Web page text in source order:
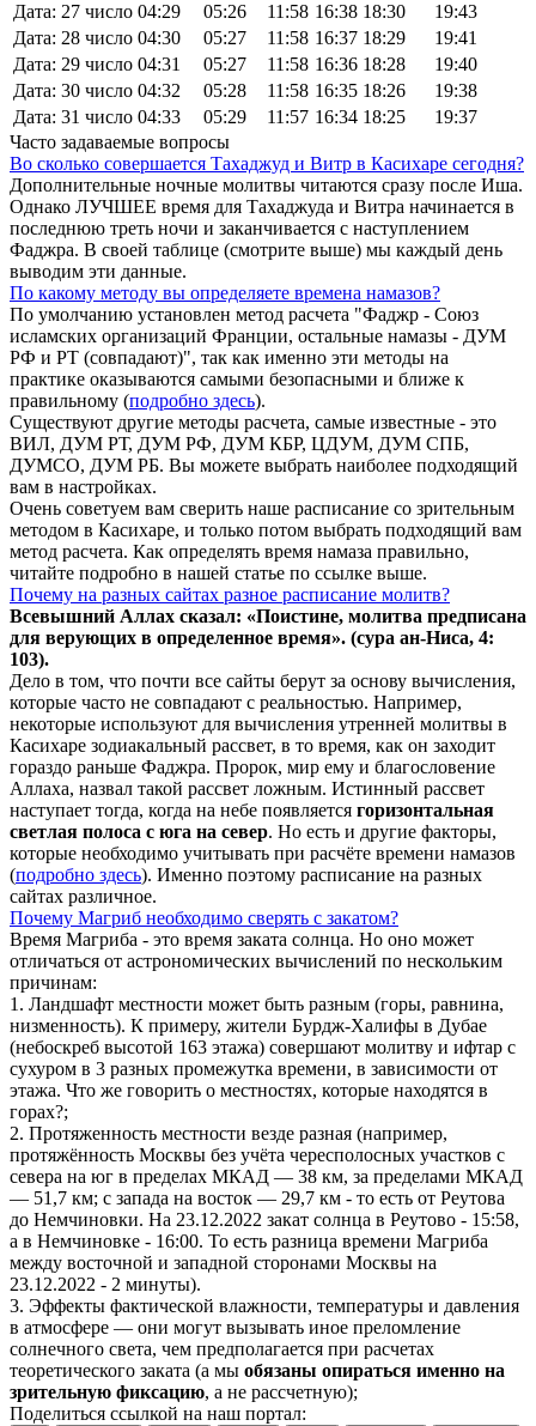
Дата: 27 число 04:29 05:26 11:58 16:38 18:30
19:43
Дата: 28 число 04:30 05:27 11:58 16:37 18:29
19:41
Дата: 29 число 04:31 05:27 11:58 16:36 18:28
19:40
Дата: 30 число 04:32 05:28 11:58 16:35 18:26
19:38
Дата: 31 число 04:33 05:29 11:57 16:34 18:25
19:37
Часто задаваемые вопросы
Во сколько совершается Тахаджуд и Витр в Касихаре сегодня?
Дополнительные ночные молитвы читаются сразу после Иша.
Однако ЛУЧШЕЕ время для Тахаджуда и Витра начинается в
последнюю треть ночи и заканчивается с наступлением
Фаджра. В своей таблице (смотрите выше) мы каждый день
выводим эти данные.
По какому методу вы определяете времена намазов?
По умолчанию установлен метод расчета "Фаджр - Союз
исламских организаций Франции, остальные намазы - ДУМ
РФ и РТ (совпадают)", так как именно эти методы на
практике оказываются самыми безопасными и ближе к
правильному (подробно здесь).
Существуют другие методы расчета, самые известные - это
ВИЛ, ДУМ РТ, ДУМ РФ, ДУМ КБР, ЦДУМ, ДУМ СПБ,
ДУМСО, ДУМ РБ. Вы можете выбрать наиболее подходящий
вам в настройках.
Очень советуем вам сверить наше расписание со зрительным
методом в Касихаре, и только потом выбрать подходящий вам
метод расчета. Как определять время намаза правильно,
читайте подробно в нашей статье по ссылке выше.
Почему на разных сайтах разное расписание молитв?
Всевышний Аллах сказал: «Поистине, молитва предписана
для верующих в определенное время». (сура ан-Ниса, 4:
103).
Дело в том, что почти все сайты берут за основу вычисления,
которые часто не совпадают с реальностью. Например,
некоторые используют для вычисления утренней молитвы в
Касихаре зодиакальный рассвет, в то время, как он заходит
гораздо раньше Фаджра. Пророк, мир ему и благословение
Аллаха, назвал такой рассвет ложным. Истинный рассвет
наступает тогда, когда на небе появляется горизонтальная
светлая полоса с юга на север. Но есть и другие факторы,
которые необходимо учитывать при расчёте времени намазов
(подробно здесь). Именно поэтому расписание на разных
сайтах различное.
Почему Магриб необходимо сверять с закатом?
Время Магриба - это время заката солнца. Но оно может
отличаться от астрономических вычислений по нескольким
причинам:
1. Ландшафт местности может быть разным (горы, равнина,
низменность). К примеру, жители Бурдж-Халифы в Дубае
(небоскреб высотой 163 этажа) совершают молитву и ифтар с
сухуром в 3 разных промежутка времени, в зависимости от
этажа. Что же говорить о местностях, которые находятся в
горах?;
2. Протяженность местности везде разная (например,
протяжённость Москвы без учёта чересполосных участков с
севера на юг в пределах МКАД — 38 км, за пределами МКАД
— 51,7 км; с запада на восток — 29,7 км - то есть от Реутова
до Немчиновки. На 23.12.2022 закат солнца в Реутово - 15:58,
а в Немчиновке - 16:00. То есть разница времени Магриба
между восточной и западной сторонами Москвы на
23.12.2022 - 2 минуты).
3. Эффекты фактической влажности, температуры и давления
в атмосфере — они могут вызывать иное преломление
солнечного света, чем предполагается при расчетах
теоретического заката (а мы обязаны опираться именно на
зрительную фиксацию, а не рассчетную);
Поделиться ссылкой на наш портал: